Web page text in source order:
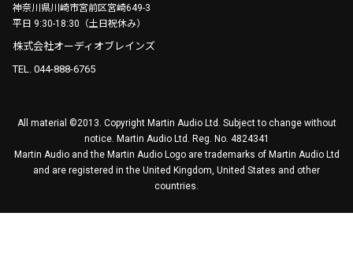
神奈川県川崎市宮前区宮崎649-3
平日 9:30-18:30（土日祝休み）
株式会社オーディオブレインズ
TEL. 044-888-6765
All material ©2013. Copyright Martin Audio Ltd. Subject to change without
notice. Martin Audio Ltd. Reg. No. 4824341
Martin Audio and the Martin Audio Logo are trademarks of Martin Audio Ltd
and are registered in the United Kingdom, United States and other
countries.